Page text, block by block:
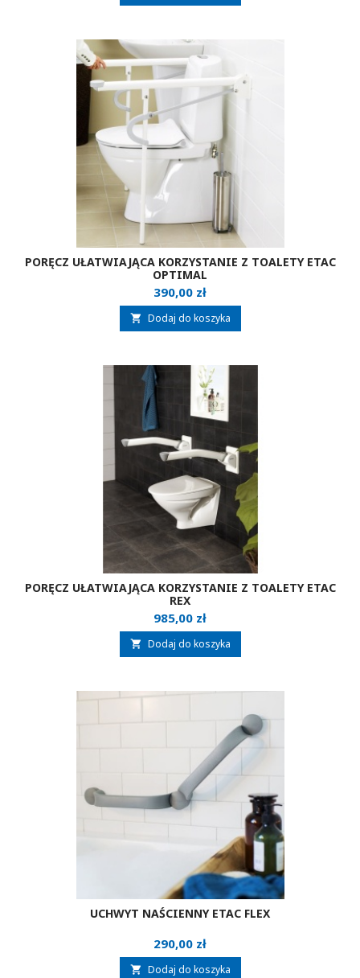
PORĘCZ UŁATWIAJĄCA KORZYSTANIE Z TOALETY ETAC
OPTIMAL
Cena
390,00 zł
 Dodaj do koszyka
PORĘCZ UŁATWIAJĄCA KORZYSTANIE Z TOALETY ETAC
REX
Cena
985,00 zł
 Dodaj do koszyka
UCHWYT NAŚCIENNY ETAC FLEX
Cena
290,00 zł
 Dodaj do koszyka